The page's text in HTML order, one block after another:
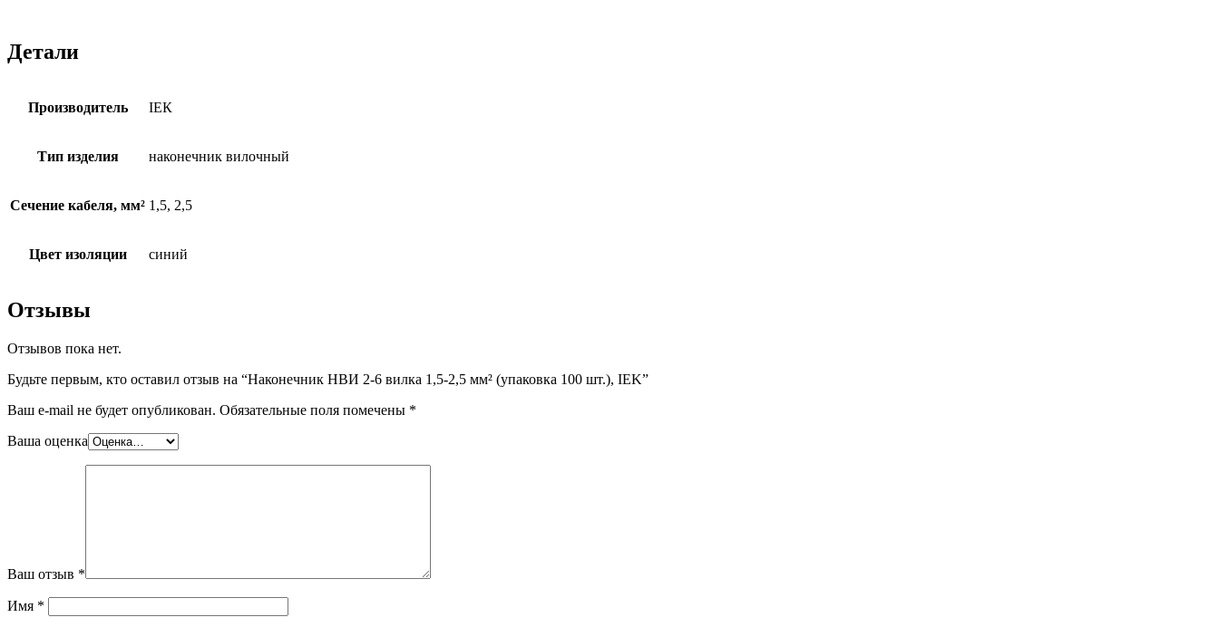
Детали
Производитель ІЕК
Тип изделия наконечник вилочный
Сечение кабеля, мм² 1,5, 2,5
Цвет изоляции синий
Отзывы
Отзывов пока нет.
Будьте первым, кто оставил отзыв на “Наконечник НВИ 2-6 вилка 1,5-2,5 мм² (упаковка 100 шт.), IEK”
Ваш e-mail не будет опубликован. Обязательные поля помечены *
Ваша оценка
Ваш отзыв *
Имя *